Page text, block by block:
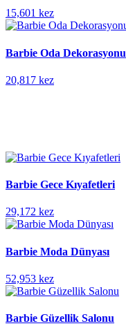
15,601 kez
Barbie Oda Dekorasyonu
20,817 kez
Barbie Gece Kıyafetleri
29,172 kez
Barbie Moda Dünyası
52,953 kez
Barbie Güzellik Salonu